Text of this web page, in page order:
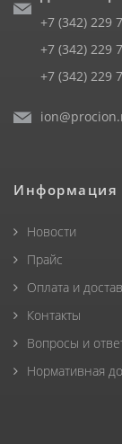
+7 (342) 229
+7 (342) 229
+7 (342) 229
Информация
Новости
Прайс
Оплата и
Контакты
Вопросы и
Нормативная